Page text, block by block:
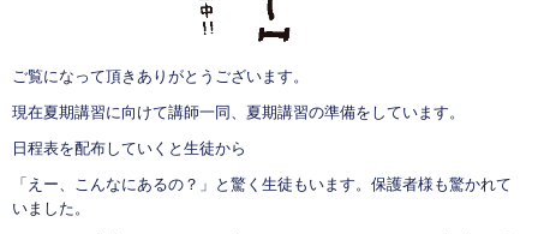
ご覧になって頂きありがとうございます。
現在夏期講習に向けて講師一同、夏期講習の準備をしています。
日程表を配布していくと生徒から
「えー、こんなにあるの？」と驚く生徒もいます。保護者様も驚かれて
いました。